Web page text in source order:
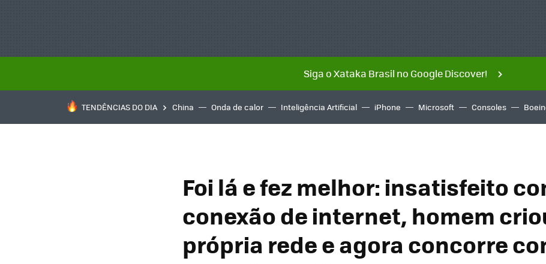
Siga o Xataka Brasil no Google Discover!
TENDÊNCIAS DO DIA China Onda de calor Inteligência Artificial iPhone Microsoft Consoles
Foi lá e fez melhor: insatisfeito
conexão de internet, homem
própria rede e agora concorre